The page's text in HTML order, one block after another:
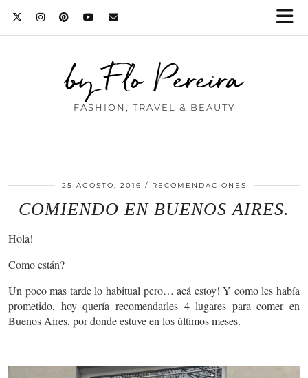
by Flo Pereira
FASHION, TRAVEL & BEAUTY
25 AGOSTO, 2016 RECOMENDACIONES
COMIENDO EN BUENOS AIRES.
Hola!
Como están?
Un poco mas tarde lo habitual pero… acá estoy! Y como les había
prometido, hoy quería recomendarles 4 lugares para comer en
Buenos Aires, por donde estuve en los últimos meses.